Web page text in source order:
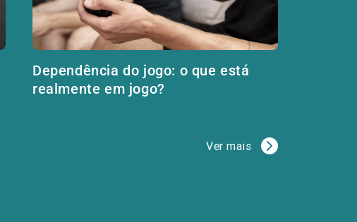
Dependência do jogo: o que está
realmente em jogo?
Ver mais